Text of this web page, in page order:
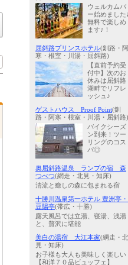
ウェルカムバ
ー始めました
無料で楽しめ
ます♪！
屈斜路プリンスホテル(釧路・阿
寒・根室・川湯・屈斜路)
【直前予約受
付中】次のお
休みは屈斜路
湖畔でリフレ
ッシュ♪
ゲストハウス Proof Point(釧
路・阿寒・根室・川湯・屈斜路)
バイクシーズ
ン到来！ツー
リングのコス
パ◎
奥屈斜路温泉 ランプの宿 森
つべつ(網走・北見・知床)
清流と癒しの森に包まれる宿
十勝川温泉第一ホテル 豊洲亭・
豆陽亭(帯広・十勝)
露天風呂では立湯、寝湯、浅湯
と、贅沢に堪能
美白の湯宿 大江本家(網走・北
見・知床)
お子様も大人も美味しく楽しい
【和洋７０品ビュッフェ】